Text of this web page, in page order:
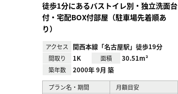
徒歩1分にあるバストイレ別・独立洗面台
付・宅配BOX付部屋（駐車場先着順あ
り）
アクセス 関西本線「名古屋駅」徒歩19分
間取り 1K 面積 30.51m²
築年数 2000年 9月 築
プラン名・期間 月額目安